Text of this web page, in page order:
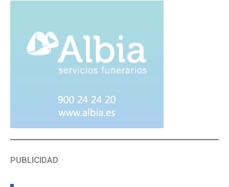
PUBLICIDAD